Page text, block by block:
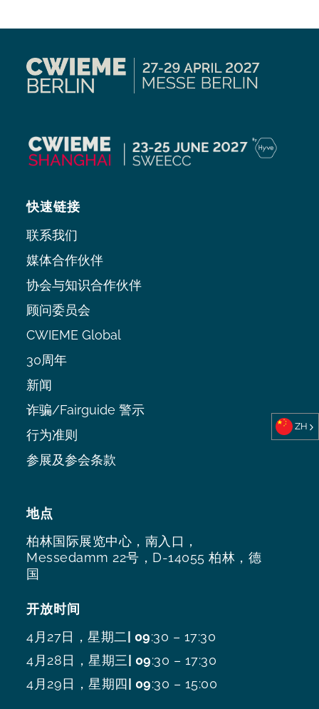
地点
柏林国际展览中心，南入口，
Messedamm 22号，D-14055 柏林，德
国
开放时间
4月27日，星期二 | 09:30 – 17:30
4月28日，星期三 | 09:30 – 17:30
4月29日，星期四 | 09:30 – 15:00
快速链接
联系我们
媒体合作伙伴
协会与知识合作伙伴
顾问委员会
CWIEME Global
30周年
新闻
诈骗/Fairguide 警示
行为准则
参展及参会条款
ZH